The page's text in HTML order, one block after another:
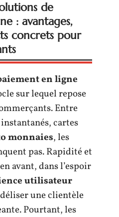
de
: avantages,
concrets pour
en ligne
sur lequel repose
Entre
cartes
monnaies, les
pas. Rapidité et
avant, dans l’espoir
utilisateur
une clientèle
Pourtant, les